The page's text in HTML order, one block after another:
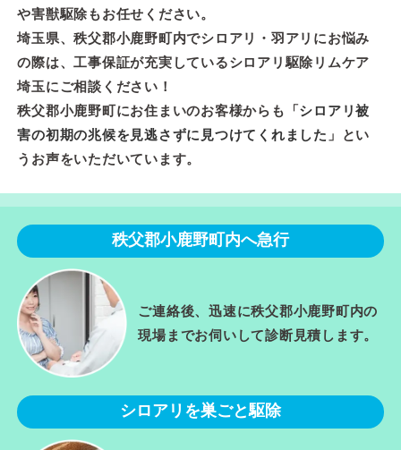
や害獣駆除もお任せください。
埼玉県、秩父郡小鹿野町内でシロアリ・羽アリにお悩み
の際は、工事保証が充実しているシロアリ駆除リムケア
埼玉にご相談ください！
秩父郡小鹿野町にお住まいのお客様からも「シロアリ被
害の初期の兆候を見逃さずに見つけてくれました 」とい
うお声をいただいています。
秩父郡小鹿野町内へ急行
ご連絡後、迅速に秩父郡小鹿野町内の
現場までお伺いして診断見積します。
シロアリを巣ごと駆除